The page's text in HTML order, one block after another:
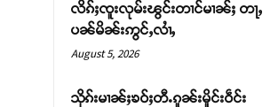
လိၵ်ႈၸူးလုမ်းၽွင်းတၢင်မၢၼ်ႈ တႃႇ
ပၼ်မိၼ်းဢွင်ႇလၢႆႇ
August 5, 2026
သိုၵ်းမၢၼ်ႈၶဝ်ႈတီႉၵူၼ်းမိူင်းဝဵင်း